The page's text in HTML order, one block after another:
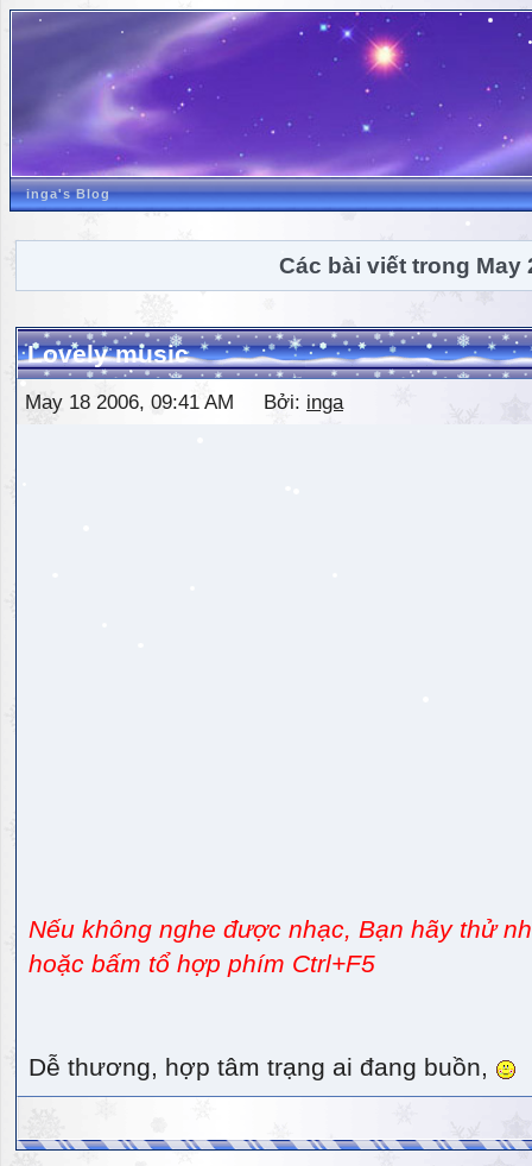
inga's Blog
Các bài viết trong May
Lovely music
May 18 2006, 09:41 AM Bởi: inga
Nếu không nghe được nhạc, Bạn hãy thử
hoặc bấm tổ hợp phím Ctrl+F5
Dễ thương, hợp tâm trạng ai đang buồn,